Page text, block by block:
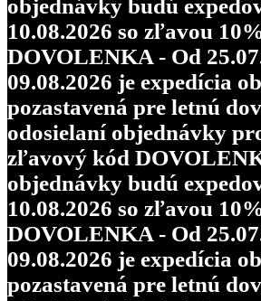
objednávky budú
10.08.2026 so zľavou
DOVOLENKA - Od
09.08.2026 je expedícia
pozastavená pre letnú
odosielaní objednávky
zľavový kód
objednávky budú
10.08.2026 so zľavou
DOVOLENKA - Od
09.08.2026 je expedícia
pozastavená pre letnú